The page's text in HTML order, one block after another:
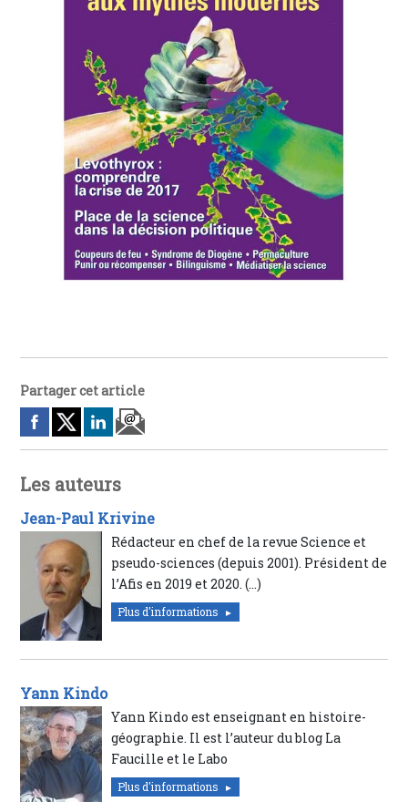
Partager cet article
Les auteurs
Jean-Paul Krivine
Rédacteur en chef de la revue Science et
pseudo-sciences (depuis 2001). Président de
l’Afis en 2019 et 2020. (…)
Plus d'informations
Yann Kindo
Yann Kindo est enseignant en histoire-
géographie. Il est l’auteur du blog La
Faucille et le Labo
Plus d'informations